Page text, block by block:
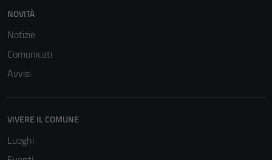
NOVITÀ
Notizie
Comunicati
Avvisi
VIVERE IL COMUNE
Luoghi